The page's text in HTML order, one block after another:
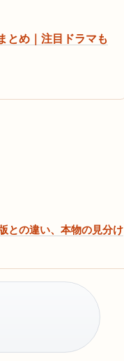
とめ｜注目ドラマも
との違い、本物の見分け